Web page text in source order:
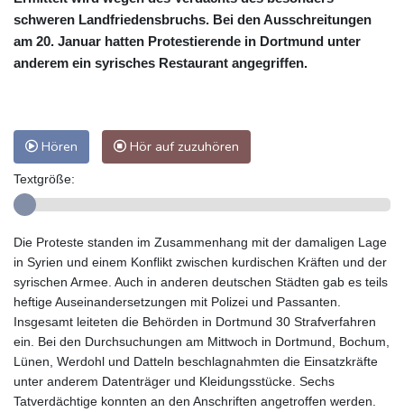
schweren Landfriedensbruchs. Bei den Ausschreitungen
am 20. Januar hatten Protestierende in Dortmund unter
anderem ein syrisches Restaurant angegriffen.
Hören Hör auf zuzuhören
Textgröße:
Die Proteste standen im Zusammenhang mit der damaligen Lage
in Syrien und einem Konflikt zwischen kurdischen Kräften und der
syrischen Armee. Auch in anderen deutschen Städten gab es teils
heftige Auseinandersetzungen mit Polizei und Passanten.
Insgesamt leiteten die Behörden in Dortmund 30 Strafverfahren
ein. Bei den Durchsuchungen am Mittwoch in Dortmund, Bochum,
Lünen, Werdohl und Datteln beschlagnahmten die Einsatzkräfte
unter anderem Datenträger und Kleidungsstücke. Sechs
Tatverdächtige konnten an den Anschriften angetroffen werden.